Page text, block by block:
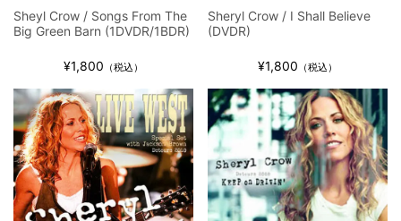
*NEW RELEASE (最新約3ヶ月)
2024.6.20
マネスキン / 2024年6月9日 ドイツ ROCK AM RING 公演 FHD 完
*NEW RELEASE (最新約3ヶ月)
リアム・ギャラガー / 2024年6月1日 英国シェフィールド公演 完
全収録！
*NEW RELEASE (最新約3ヶ月)
2024.6.9
メガデス / 2023年8月4日 ドイツ W.O.A. 公演 FHD 完全収録！
*NEW RELEASE (最新約3ヶ月)
2024.6.9
ユーライア・ヒープ / 2023年8月3日 ドイツ W.O.A. 公演 FHD 完
全収録！
Sheyl Crow / Songs From The
Big Green Barn (1DVDR/1BDR)
¥1,800 （税込）
Sheryl Crow / I Shall Believe
(DVDR)
¥1,800 （税込）